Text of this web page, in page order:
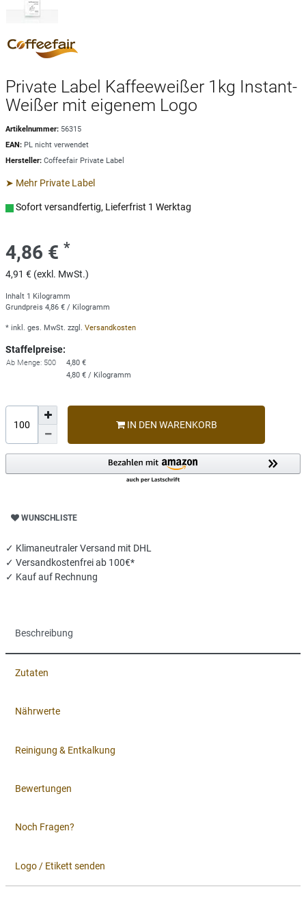
Private Label Kaffeeweißer 1kg Instant-
Weißer mit eigenem Logo
Artikelnummer: 56315
EAN: PL nicht verwendet
Hersteller: Coffeefair Private Label
➤ Mehr Private Label
Sofort versandfertig, Lieferfrist 1 Werktag
4,86 € *
4,91 € (exkl. MwSt.)
Inhalt 1
Kilogramm
Grundpreis 4,86 € / Kilogramm
* inkl. ges. MwSt. zzgl. Versandkosten
Staffelpreise:
Ab Menge: 500
4,80 €
4,80 € / Kilogramm
IN DEN WARENKORB
WUNSCHLISTE
✓ Klimaneutraler Versand mit DHL
✓ Versandkostenfrei ab 100€*
✓ Kauf auf Rechnung
Beschreibung
Zutaten
Nährwerte
Reinigung & Entkalkung
Bewertungen
Noch Fragen?
Logo / Etikett senden